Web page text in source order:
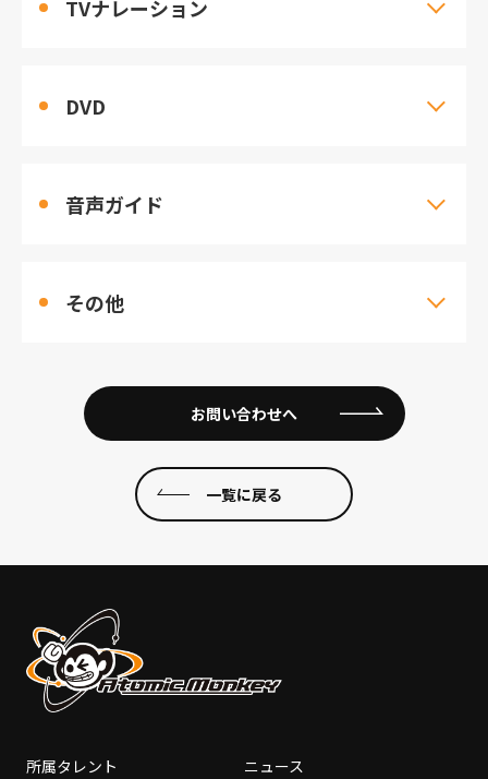
TVナレーション
DVD
音声ガイド
その他
お問い合わせへ
一覧に戻る
所属タレント ニュース